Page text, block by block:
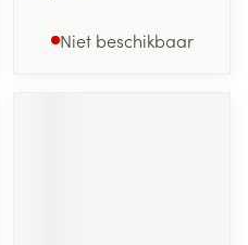
Niet beschikbaar